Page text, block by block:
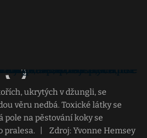
ukrytých v džungli, se
věru nedbá. Toxické látky se
pole na pěstování koky se
pralesa.
Zdroj: Yvonne Hemsey